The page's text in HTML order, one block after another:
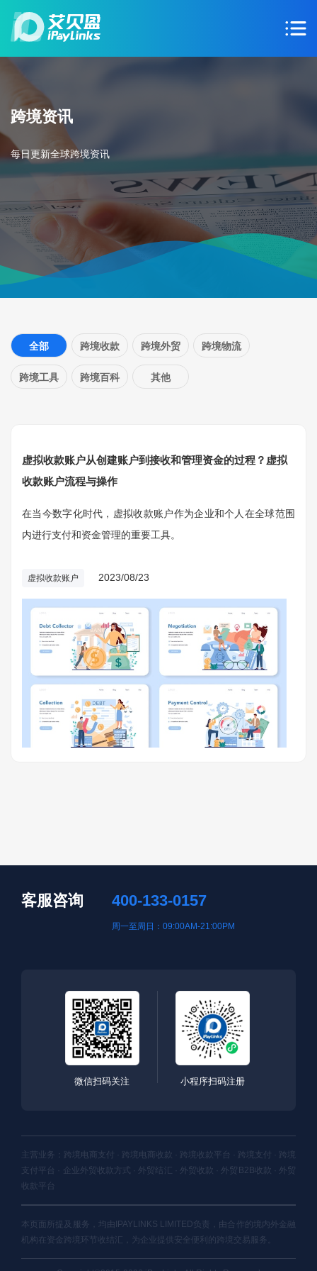
跨境资讯
每日更新全球跨境资讯
全部 跨境收款 跨境外贸 跨境物流
跨境工具 跨境百科 其他
虚拟收款账户从创建账户到接收和管理资金的过程？虚拟
收款账户流程与操作
在当今数字化时代，虚拟收款账户作为企业和个人在全球范围
内进行支付和资金管理的重要工具。
虚拟收款账户 2023/08/23
客服咨询 400-133-0157
周一至周日：09:00AM-21:00PM
微信扫码关注 小程序扫码注册
主营业务：跨境电商支付 · 跨境电商收款 · 跨境收款平台 · 跨境支付 · 跨境
支付平台 · 企业外贸收款方式 · 外贸结汇 · 外贸收款 · 外贸B2B收款 · 外贸
收款平台
本页面所提及服务，均由IPAYLINKS LIMITED负责，由合作的境内外金融
机构在资金跨境环节收结汇，为企业提供安全便利的跨境交易服务。